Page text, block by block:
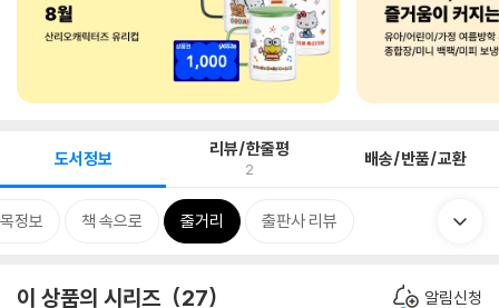
도서정보 리뷰/한줄평
2 배송/반품/교환
정보 책 속으로 줄거리 출판사 리뷰
이 상품의 시리즈 27 알림신청